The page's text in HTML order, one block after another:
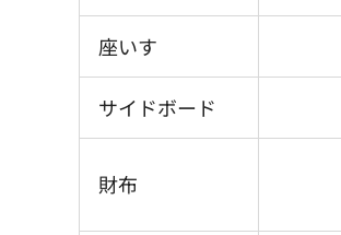
座いす
サイドボード
財布